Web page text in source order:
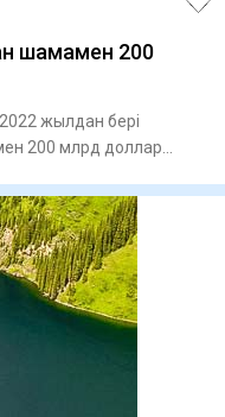
шамамен 200
жылдан бері
200 млрд доллар